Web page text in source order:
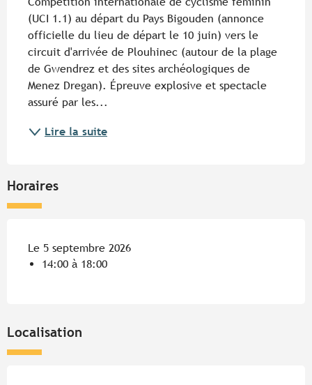
(UCI 1.1) au départ du Pays Bigouden (annonce
officielle du lieu de départ le 10 juin) vers le
circuit d'arrivée de Plouhinec (autour de la plage
de Gwendrez et des sites archéologiques de
Menez Dregan). Épreuve explosive et spectacle
assuré par les...
Lire la suite
Horaires
Le 5 septembre 2026
14:00 à 18:00
Localisation